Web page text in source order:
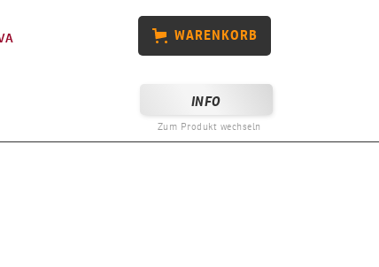
WARENKORB
INFO
Zum Produkt wechseln